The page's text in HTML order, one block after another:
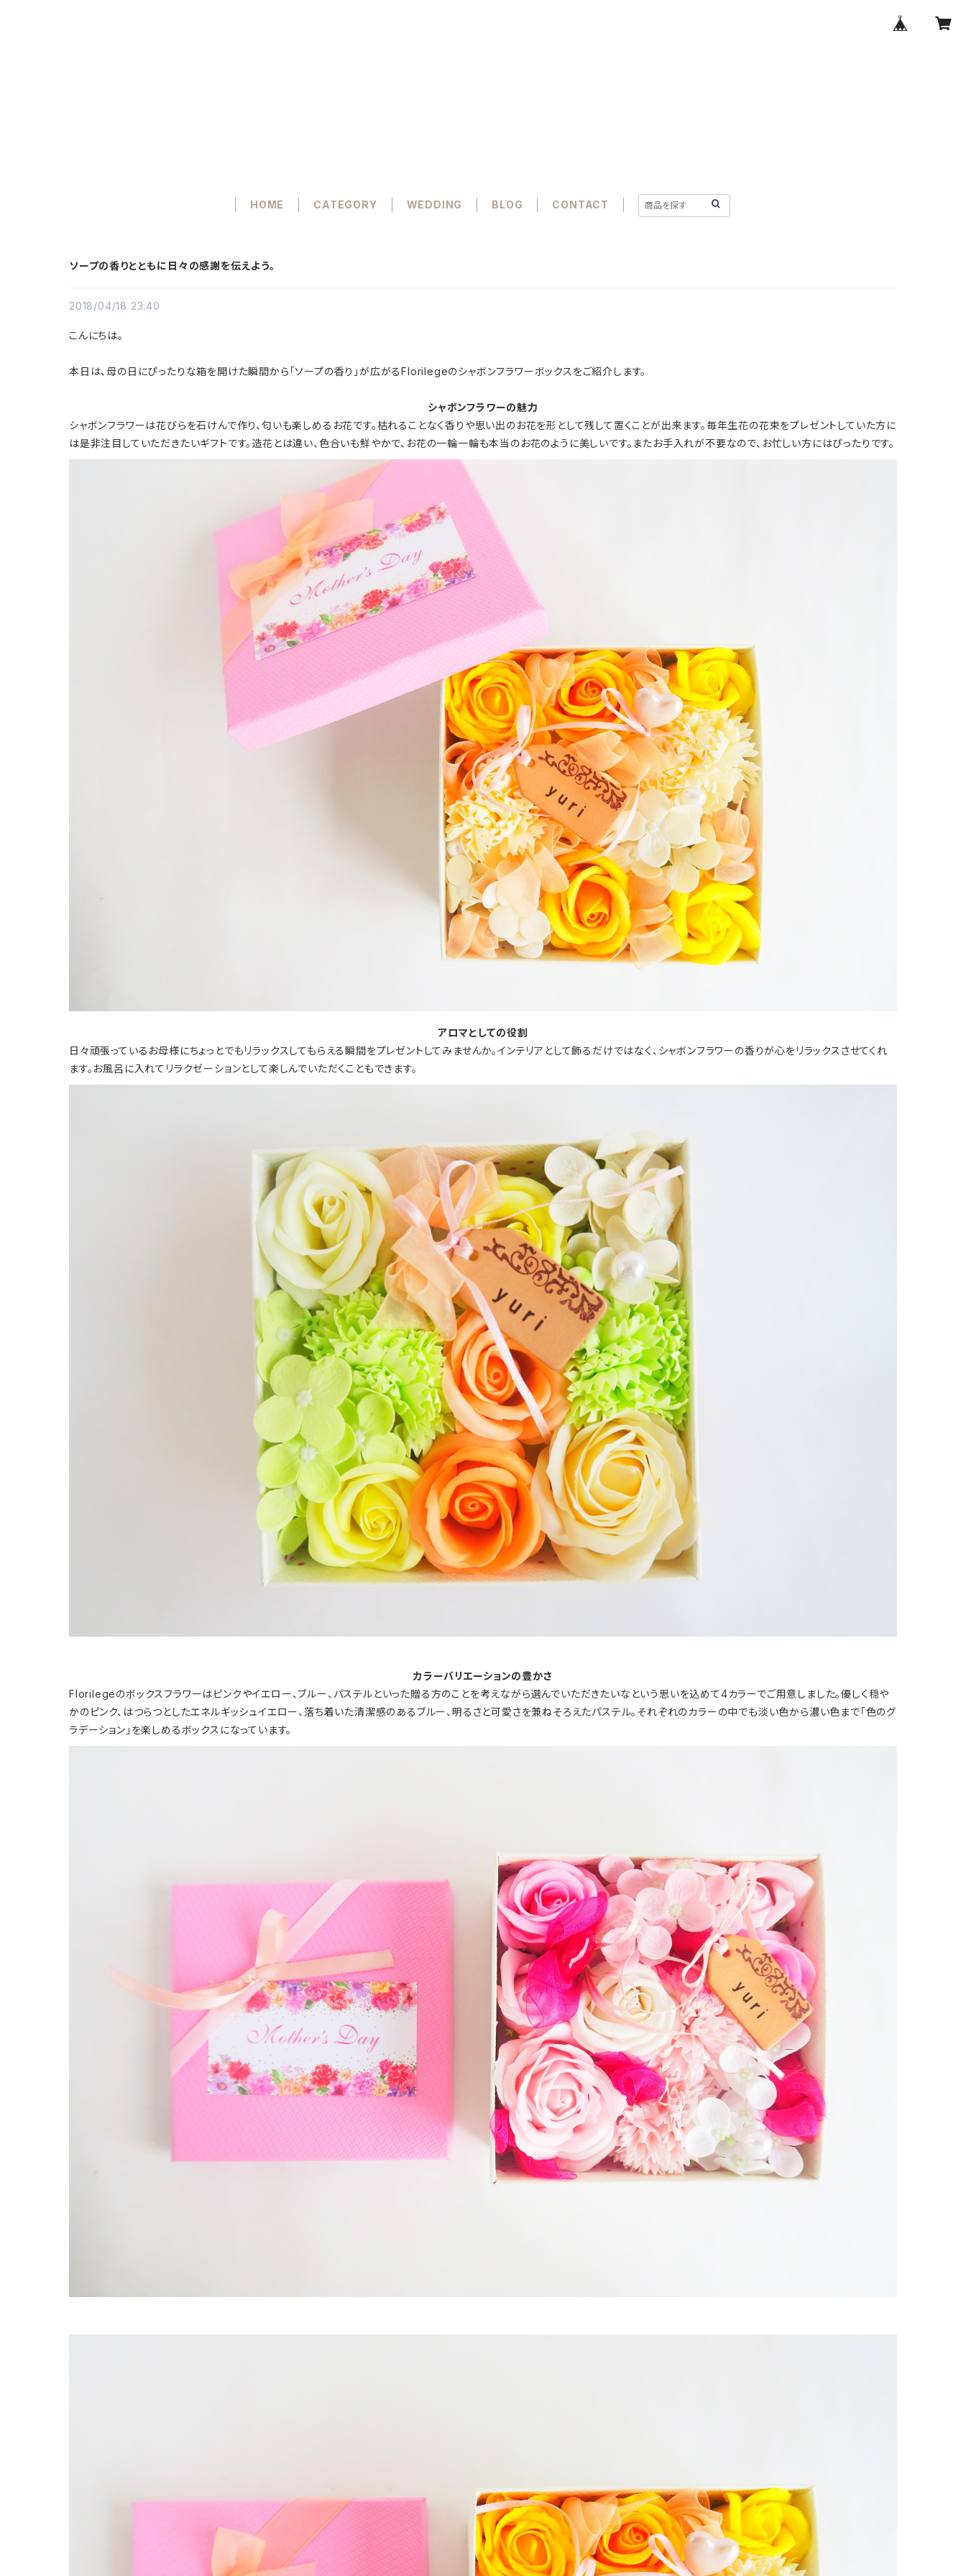
HOME CATEGORY WEDDING BLOG CONTACT
ソープの香りとともに日々の感謝を伝えよう。
2018/04/18 23:40
こんにちは。
本日は、母の日にぴったりな箱を開けた瞬間から「ソープの香り」が広がるFlorilegeのシャボンフラワーボックスをご紹介します。
シャボンフラワーの魅力
シャボンフラワーは花びらを石けんで作り、匂いも楽しめるお花です。枯れることなく香りや思い出のお花を形として残して置くことが出来ます。毎年生花の花束をプレゼントしていた方に
は是非注目していただきたいギフトです。造花とは違い、色合いも鮮やかで、お花の一輪一輪も本当のお花のように美しいです。またお手入れが不要なので、お忙しい方にはぴったりです。
アロマとしての役割
日々頑張っているお母様にちょっとでもリラックスしてもらえる瞬間をプレゼントしてみませんか。インテリアとして飾るだけではなく、シャボンフラワーの香りが心をリラックスさせてくれ
ます。お風呂に入れてリラクゼーションとして楽しんでいただくこともできます。
カラーバリエーションの豊かさ
Florilegeのボックスフラワーはピンクやイエロー、ブルー、パステルといった贈る方のことを考えながら選んでいただきたいなという思いを込めて4カラーでご用意しました。優しく穏や
かのピンク、はつらつとしたエネルギッシュイエロー、落ち着いた清潔感のあるブルー、明るさと可愛さを兼ねそろえたパステル。それぞれのカラーの中でも淡い色から濃い色まで「色のグ
ラデーション」を楽しめるボックスになっています。